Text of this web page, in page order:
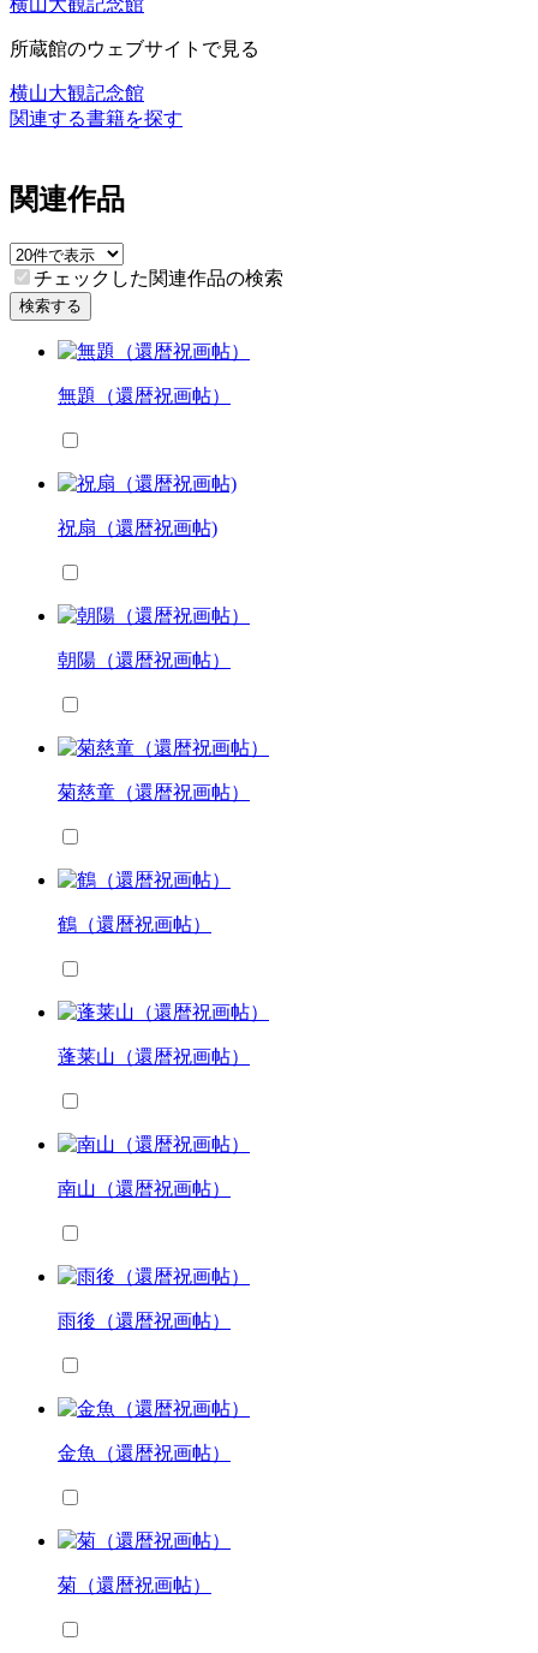
横山大観記念館
所蔵館のウェブサイトで見る
横山大観記念館
関連する書籍を探す
関連作品
チェックした関連作品の検索
検索する
無題（還暦祝画帖）
祝扇（還暦祝画帖)
朝陽（還暦祝画帖）
菊慈童（還暦祝画帖）
鶴（還暦祝画帖）
蓬莱山（還暦祝画帖）
南山（還暦祝画帖）
雨後（還暦祝画帖）
金魚（還暦祝画帖）
菊（還暦祝画帖）